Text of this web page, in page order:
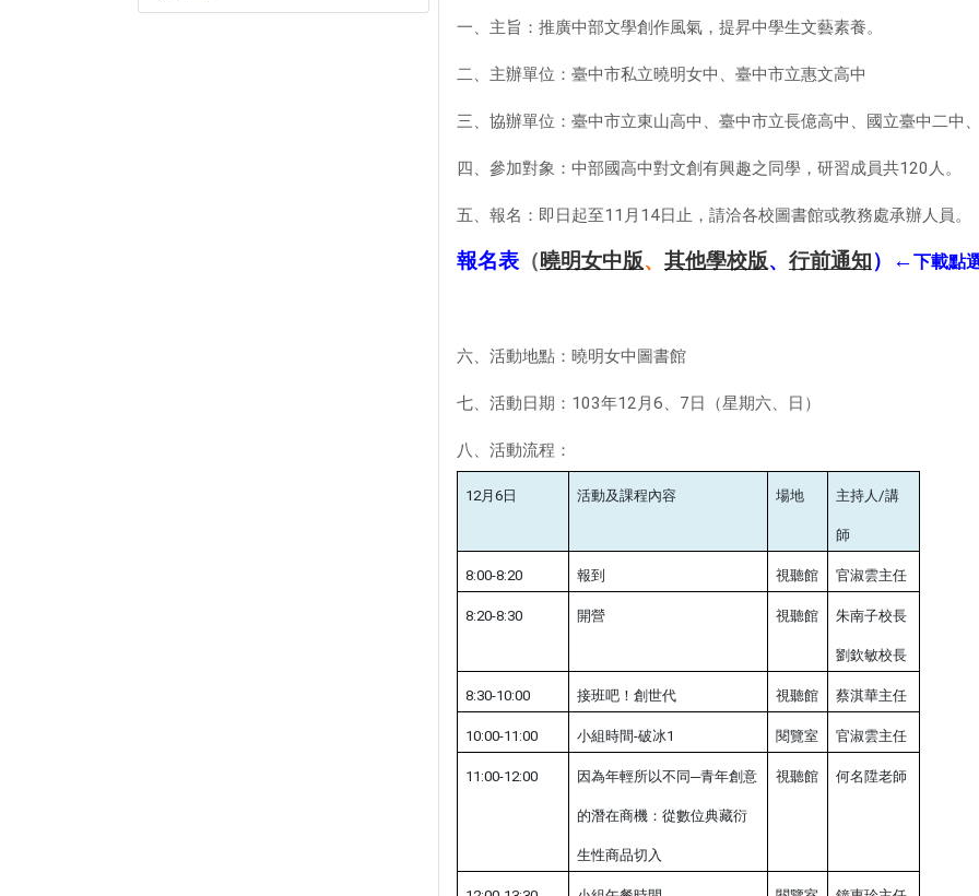
一、主旨：推廣中部文學創作風氣，提昇中學生文藝素養。
二、主辦單位：臺中市私立曉明女中、臺中市立惠文高中
三、協辦單位：臺中市立東山高中、臺中市立長億高中、國立臺中二中
四、參加對象：中部國高中對文創有興趣之同學，研習成員共120 人。
五、報名：即日起至11 月 14日止，請洽各校圖書館或教務處承辦人員。
報名表（曉明女中版、 其他學校版、 行前通知）←下載點
六、活動地點：曉明女中圖書館
七、活動日期： 103年12月 6、 7 日（星期六、日）
八、 活動流程：
12月6日 活動及課程內容 場地 主持人/講
師
8:00-8:20 報到 視聽館 官淑雲主任
8:20-8:30 開營 視聽館 朱南子校長
劉欽敏校長
8:30-10:00 接班吧！創世代 視聽館 蔡淇華主任
10:00-11:00 小組時間-破冰1 閱覽室 官淑雲主任
11:00-12:00 因為年輕所以不同─青年創意
的潛在商機：從數位典藏衍
生性商品切入
視聽館 何名陞老師